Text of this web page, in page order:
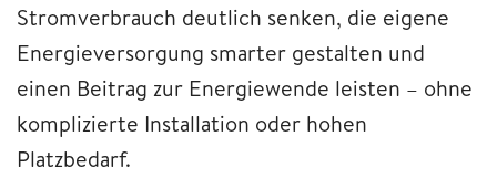
Stromverbrauch deutlich senken, die eigene
Energieversorgung smarter gestalten und
einen Beitrag zur Energiewende leisten – ohne
komplizierte Installation oder hohen
Platzbedarf.